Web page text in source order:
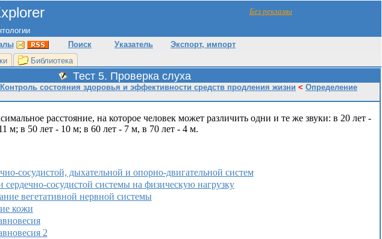
Без рекламы
Поиск Указатель
Экспорт, импорт
Библиотека
Тест 5. Проверка слуха
Контроль состояния здоровья и эффективности средств продления жизни < Определение
расстояние, на которое человек может различить одни и те же звуки: в 20 лет -
м; в 50 лет - 10 м; в 60 лет - 7 м, в 70 лет - 4 м.
сосудистой, дыхательной и опорно-двигательной систем
сердечно-сосудистой системы на физическую нагрузку
вегетативной нервной системы
кожи
2